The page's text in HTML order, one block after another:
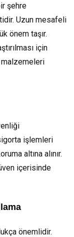
şehre
Uzun mesafeli
önem taşır.
için
işlemleri
altına alınır.
içerisinde
önemlidir.